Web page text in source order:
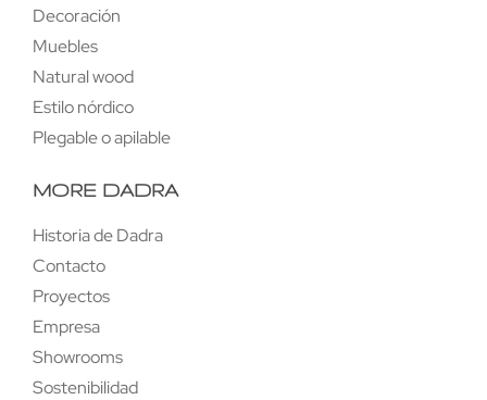
Decoración
Muebles
Natural wood
Estilo nórdico
Plegable o apilable
MORE DADRA
Historia de Dadra
Contacto
Proyectos
Empresa
Showrooms
Sostenibilidad